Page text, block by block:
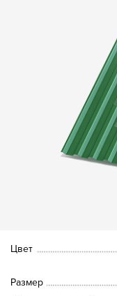
Цвет
Размер